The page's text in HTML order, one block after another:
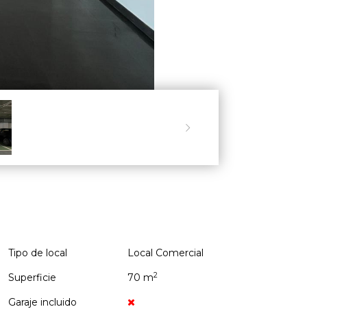

Tipo de local
Local Comercial
Superficie 70 m2
Garaje incluido